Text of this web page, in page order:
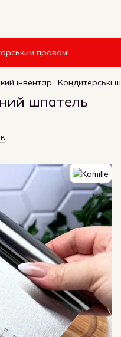
правом!
інвентар Кондитерські
шпатель